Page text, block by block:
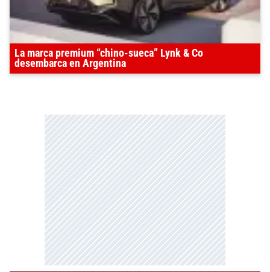
La marca premium “chino-sueca” Lynk & Co
desembarca en Argentina